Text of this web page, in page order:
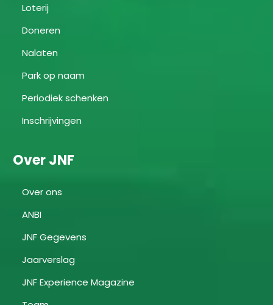
Loterij
Doneren
Nalaten
Park op naam
Periodiek schenken
Inschrijvingen
Over JNF
Over ons
ANBI
JNF Gegevens
Jaarverslag
JNF Experience Magazine